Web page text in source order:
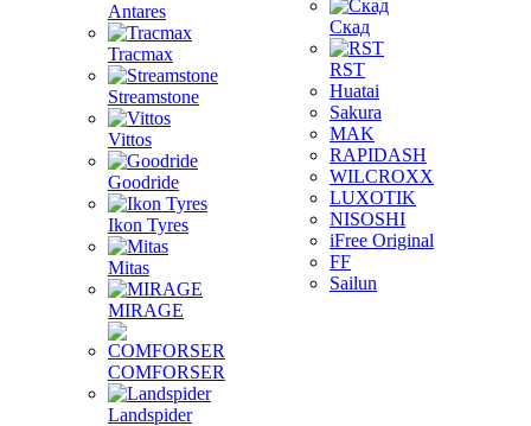
Antares
Tracmax
Streamstone
Vittos
Goodride
Ikon Tyres
Mitas
MIRAGE
COMFORSER
Landspider
Скад
RST
Huatai
Sakura
MAK
RAPIDASH
WILCROXX
LUXOTIK
NISOSHI
iFree Original
FF
Sailun